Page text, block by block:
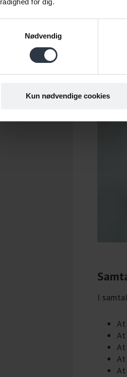
Nødvendig
Kun nødvendige cookies
I
At
At
At
At
At